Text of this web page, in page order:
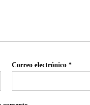
Correo electrónico*